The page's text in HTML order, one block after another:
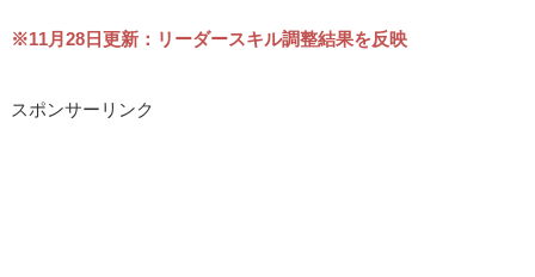
※11月28日更新：リーダースキル調整結果を反映
スポンサーリンク